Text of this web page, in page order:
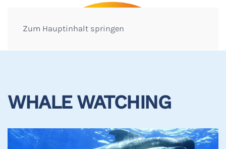
Zum Hauptinhalt springen
WHALE WATCHING